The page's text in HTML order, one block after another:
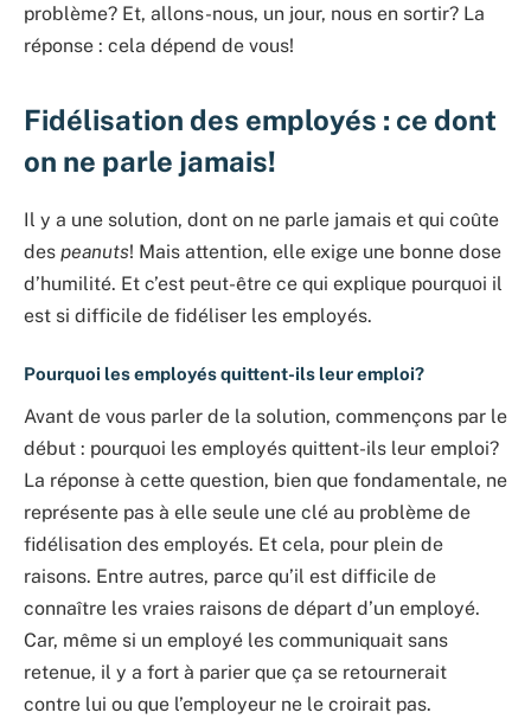
problème? Et, allons-nous, un jour, nous en sortir? La
réponse : cela dépend de vous!
Fidélisation des employés : ce dont
on ne parle jamais!
Il y a une solution, dont on ne parle jamais et qui coûte
des peanuts! Mais attention, elle exige une bonne dose
d’humilité. Et c’est peut-être ce qui explique pourquoi il
est si difficile de fidéliser les employés.
Pourquoi les employés quittent-ils leur emploi?
Avant de vous parler de la solution, commençons par le
début : pourquoi les employés quittent-ils leur emploi?
La réponse à cette question, bien que fondamentale, ne
représente pas à elle seule une clé au problème de
fidélisation des employés. Et cela, pour plein de
raisons. Entre autres, parce qu’il est difficile de
connaître les vraies raisons de départ d’un employé.
Car, même si un employé les communiquait sans
retenue, il y a fort à parier que ça se retournerait
contre lui ou que l’employeur ne le croirait pas.